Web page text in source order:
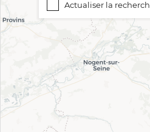
Actualiser la